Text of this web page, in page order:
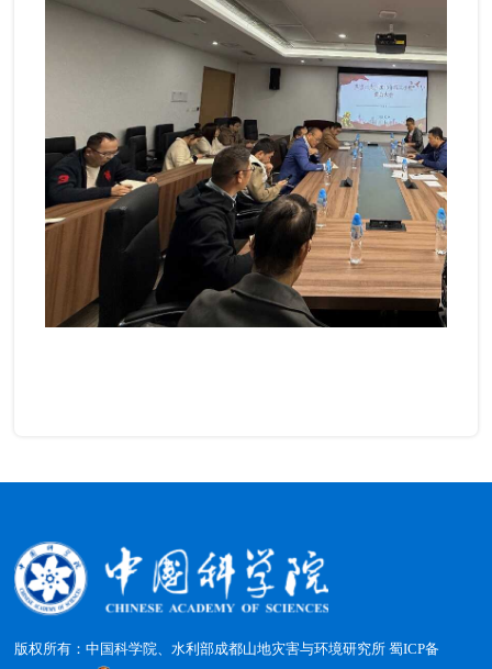
版权所有：中国科学院、水利部成都山地灾害与环境研究所蜀ICP备